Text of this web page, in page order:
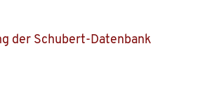
der Schubert-Datenbank